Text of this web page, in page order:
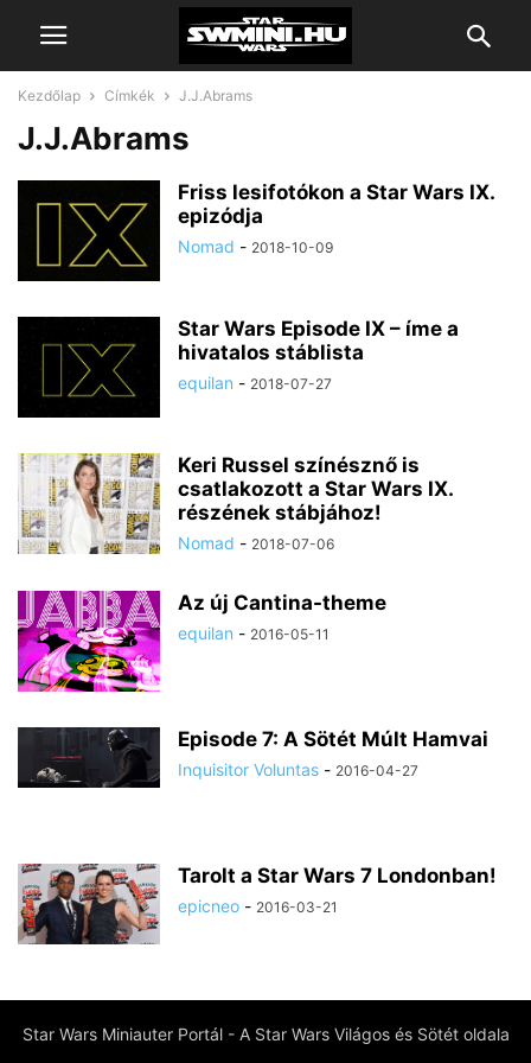
Kezdőlap Címkék J.J.Abrams
J.J.Abrams
Friss lesifotókon a Star Wars IX.
epizódja
Nomad - 2018-10-09
Star Wars Episode IX – íme a
hivatalos stáblista
equilan - 2018-07-27
Keri Russel színésznő is
csatlakozott a Star Wars IX.
részének stábjához!
Nomad - 2018-07-06
Az új Cantina-theme
equilan - 2016-05-11
Episode 7: A Sötét Múlt Hamvai
Inquisitor Voluntas - 2016-04-27
Tarolt a Star Wars 7 Londonban!
epicneo - 2016-03-21
Star Wars Miniauter Portál - A Star Wars Világos és Sötét oldala